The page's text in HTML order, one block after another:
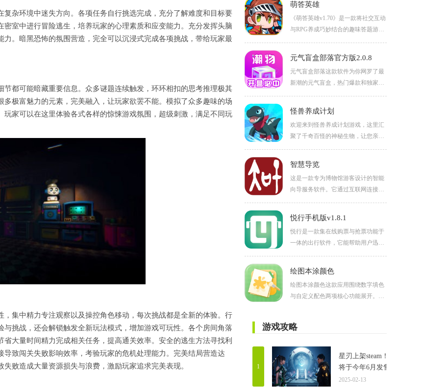
杂环境中迷失方向。各项任务自行挑选完成，充分了解难度和目标要
室中进行冒险逃生，培养玩家的心理素质和应变能力。充分发挥头脑
。暗黑恐怖的氛围营造，完全可以沉浸式完成各项挑战，带给玩家最
都可能暗藏重要信息。众多谜题连续触发，环环相扣的思考推理极其
极富魅力的元素，完美融入，让玩家欲罢不能。模拟了众多趣味的场
家可以在这里体验各式各样的惊悚游戏氛围，超级刺激，满足不同玩
集中精力专注观察以及操控角色移动，每次挑战都是全新的体验。行
挑战，还会解锁触发全新玩法模式，增加游戏可玩性。各个房间角落
大量时间精力完成相关任务，提高通关效率。安全的逃生方法寻找利
致闯关失败影响效率，考验玩家的危机处理能力。完美结局营造达
败造成大量资源损失与浪费，激励玩家追求完美表现。
师。游戏画面逼真，比赛过程震撼，
快来组建你的梦幻球队，开启绿茵征
程吧！
萌答英雄
《萌答英雄v1.70》是一款将社交互动
与RPG养成巧妙结合的趣味答题游
败怪物、推进剧情。游戏玩法新颖，
让你在刷副本、闯关卡的过程中不知
不觉增长知识，真正实现寓教于乐，
乐趣十足。
元气盲盒部落官方版2.0.8
元气盲盒部落这款软件为你网罗了最
新潮的元气盲盒，热门爆款和独家发
都充满新鲜感。所有盲盒保证必出一
件商品，绝无空盒情况，质量有保
障，大家可以放心入手。
怪兽养成计划
欢迎来到怪兽养成计划游戏，这里汇
聚了千奇百怪的神秘生物，让您亲历
队，一同成长，争霸异界！喜欢玩怪
兽养成计划游戏的话千万不要错过了
哦！
智慧导览
这是一款专为博物馆游客设计的智能
向导服务软件。它通过互联网连接，
音导览，帮助你深入了解博物馆的历
史背景，让游览不再只是走马观花，
从而显著提升你的旅行体验。
悦行手机版v1.8.1
悦行是一款集在线购票与抢票功能于
一体的出行软件，它能帮助用户迅速
在当易网，欢迎下载体验！
绘图本涂颜色
绘图本涂颜色这款应用围绕数字填色
与自定义配色两项核心功能展开。图
面中每个闭合区块标注对应编号，颜
配颜色完成填充。自定义色彩模式允
许用户为任意编号重新指定色值，修
改后该编号的所有区块同步更新。缩
放功能支持双指捏合，放大后区块边
游戏攻略
1
星刃上架steam！
将于今年6月发售
2025-02-13